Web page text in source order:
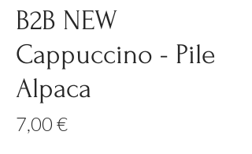
B2B NEW
Cappuccino - Pile
Alpaca
7,00 €Prezzo